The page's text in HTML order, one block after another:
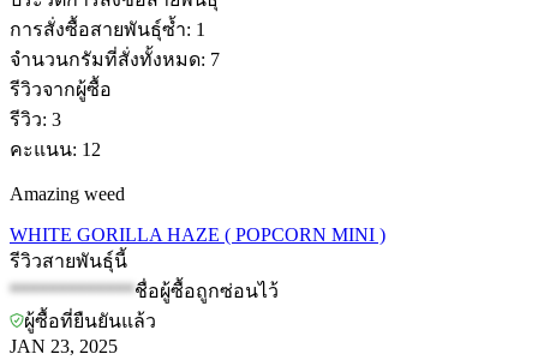
การสั่งซื้อสายพันธุ์ซ้ำ: 1
จำนวนกรัมที่สั่งทั้งหมด: 7
รีวิวจากผู้ซื้อ
รีวิว: 3
คะแนน: 12
Amazing weed
WHITE GORILLA HAZE ( POPCORN MINI )
รีวิวสายพันธุ์นี้
*************ชื่อผู้ซื้อถูกซ่อนไว้
ผู้ซื้อที่ยืนยันแล้ว
JAN 23, 2025